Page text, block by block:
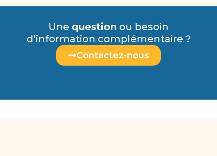
Une question ou besoin
d’information complémentaire ?
Contactez-nous